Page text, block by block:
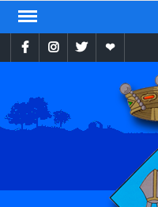
Skip
contentFacebookInstragram
TwitterEbando